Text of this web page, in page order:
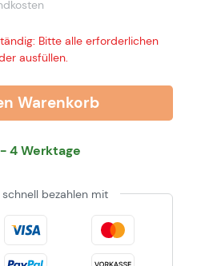
Bitte alle erforderlichen
ausfüllen.
Warenkorb
4 Werktage
bezahlen mit